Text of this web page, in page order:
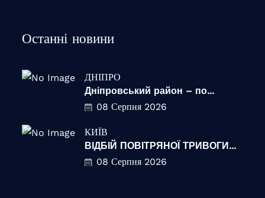
Останні новини
ДНІПРО
Дніпровський район – по...
08 Серпня 2026
КИЇВ
ВІДБІЙ ПОВІТРЯНОЇ ТРИВОГИ...
08 Серпня 2026